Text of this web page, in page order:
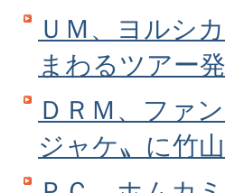
ＵＭ、ヨルシ
まわるツアー
ＤＲＭ、ファ
ジャケ〟に竹山